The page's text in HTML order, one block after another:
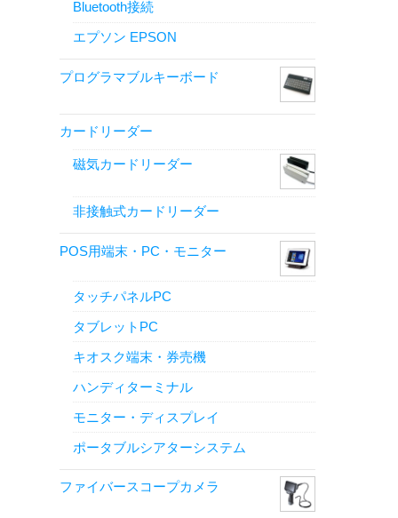
Bluetooth接続
エプソン EPSON
プログラマブルキーボード
カードリーダー
磁気カードリーダー
非接触式カードリーダー
POS用端末・PC・モニター
タッチパネルPC
タブレットPC
キオスク端末・券売機
ハンディターミナル
モニター・ディスプレイ
ポータブルシアターシステム
ファイバースコープカメラ